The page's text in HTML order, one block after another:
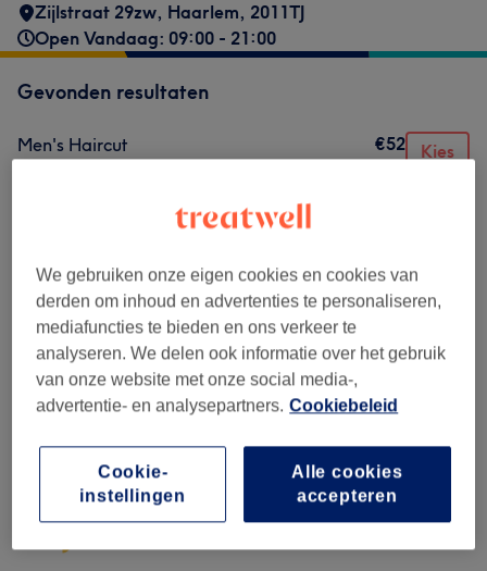
Zijlstraat 29zw, Haarlem, 2011TJ
Open Vandaag: 09:00 - 21:00
Gevonden resultaten
Men's Haircut
€52 Kies
Cut&Styling (7)
Reviews
4,9
We gebruiken onze eigen cookies en cookies van
derden om inhoud en advertenties te personaliseren,
mediafuncties te bieden en ons verkeer te
analyseren. We delen ook informatie over het gebruik
van onze website met onze social media-,
advertentie- en analysepartners. Cookiebeleid
Alle cookies
accepteren
Cookie-
instellingen